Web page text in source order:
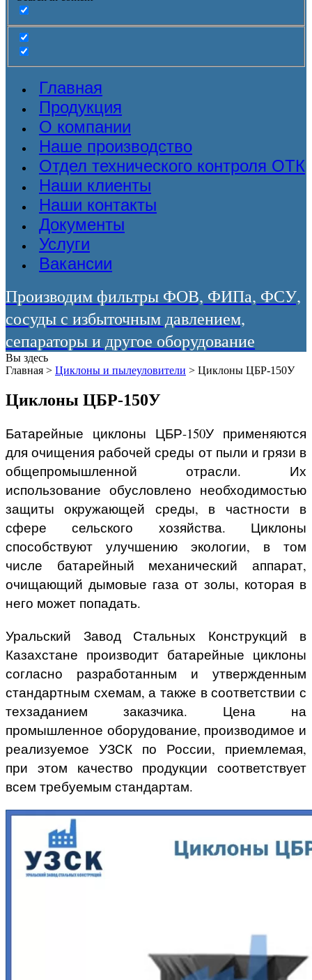
Главная
Продукция
О компании
Наше производство
Отдел технического контроля ОТК
Наши клиенты
Наши контакты
Документы
Услуги
Вакансии
Производим фильтры ФОВ, ФИПа, ФСУ,
сосуды с избыточным давлением,
сепараторы и другое оборудование
Вы здесь
Главная > Циклоны и пылеуловители > Циклоны ЦБР-150У
Циклоны ЦБР-150У
Батарейные циклоны ЦБР-150У применяются
для очищения рабочей среды от пыли и грязи в
общепромышленной отрасли. Их
использование обусловлено необходимостью
защиты окружающей среды, в частности в
сфере сельского хозяйства. Циклоны
способствуют улучшению экологии, в том
числе батарейный механический аппарат,
очищающий дымовые газа от золы, которая в
него может попадать.
Уральский Завод Стальных Конструкций в
Казахстане производит батарейные циклоны
согласно разработанным и утвержденным
стандартным схемам, а также в соответствии с
техзаданием заказчика. Цена на
промышленное оборудование, производимое и
реализуемое УЗСК по России, приемлемая,
при этом качество продукции соответствует
всем требуемым стандартам.